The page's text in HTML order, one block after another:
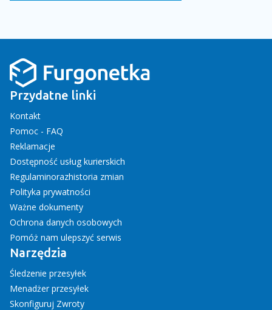
Przydatne linki
Kontakt
Pomoc - FAQ
Reklamacje
Dostępność usług kurierskich
Regulaminorazhistoria zmian
Polityka prywatności
Ważne dokumenty
Ochrona danych osobowych
Pomóż nam ulepszyć serwis
Narzędzia
Śledzenie przesyłek
Menadżer przesyłek
Skonfiguruj Zwroty